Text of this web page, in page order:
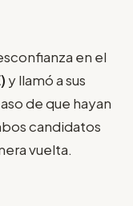
en el
y llamó a sus
de que hayan
candidatos
vuelta.